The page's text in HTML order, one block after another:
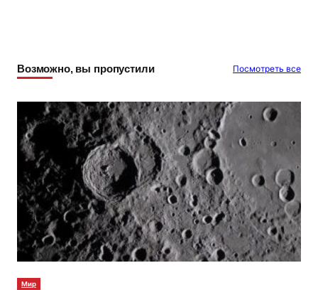
Возможно, вы пропустили Посмотреть все
Мир